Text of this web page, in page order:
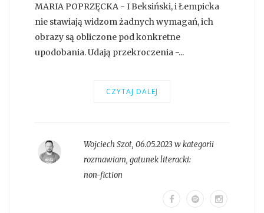
MARIA POPRZĘCKA - I Beksiński, i Łempicka
nie stawiają widzom żadnych wymagań, ich
obrazy są obliczone pod konkretne
upodobania. Udają przekroczenia -...
CZYTAJ DALEJ
Wojciech Szot, 06.05.2023 w kategorii
rozmawiam, gatunek literacki:
non-fiction